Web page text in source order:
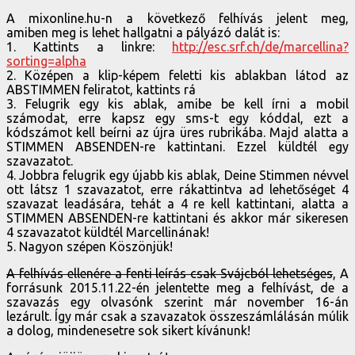
A mixonline.hu-n a következő felhívás jelent meg,
amiben meg is lehet hallgatni a pályázó dalát is:
1. Kattints a linkre:
http://esc.srf.ch/de/marcellina?
sorting=alpha
2. Középen a klip-képem feletti kis ablakban látod az
ABSTIMMEN feliratot, kattints rá
3. Felugrik egy kis ablak, amibe be kell írni a mobil
számodat, erre kapsz egy sms-t egy kóddal, ezt a
kódszámot kell beírni az újra üres rubrikába. Majd alatta a
STIMMEN ABSENDEN-re kattintani. Ezzel küldtél egy
szavazatot.
4. Jobbra felugrik egy újabb kis ablak, Deine Stimmen névvel
ott látsz 1 szavazatot, erre rákattintva ad lehetőséget 4
szavazat leadására, tehát a 4 re kell kattintani, alatta a
STIMMEN ABSENDEN-re kattintani és akkor már sikeresen
4 szavazatot küldtél Marcellinának!
5. Nagyon szépen Köszönjük!
A felhívás ellenére a fenti leírás csak Svájcból lehetséges, A
forrásunk 2015.11.22-én jelentette meg a felhívást, de a
szavazás egy olvasónk szerint már november 16-án
lezárult. Így már csak a szavazatok összeszámlálásán múlik
a dolog, mindenesetre sok sikert kívánunk!